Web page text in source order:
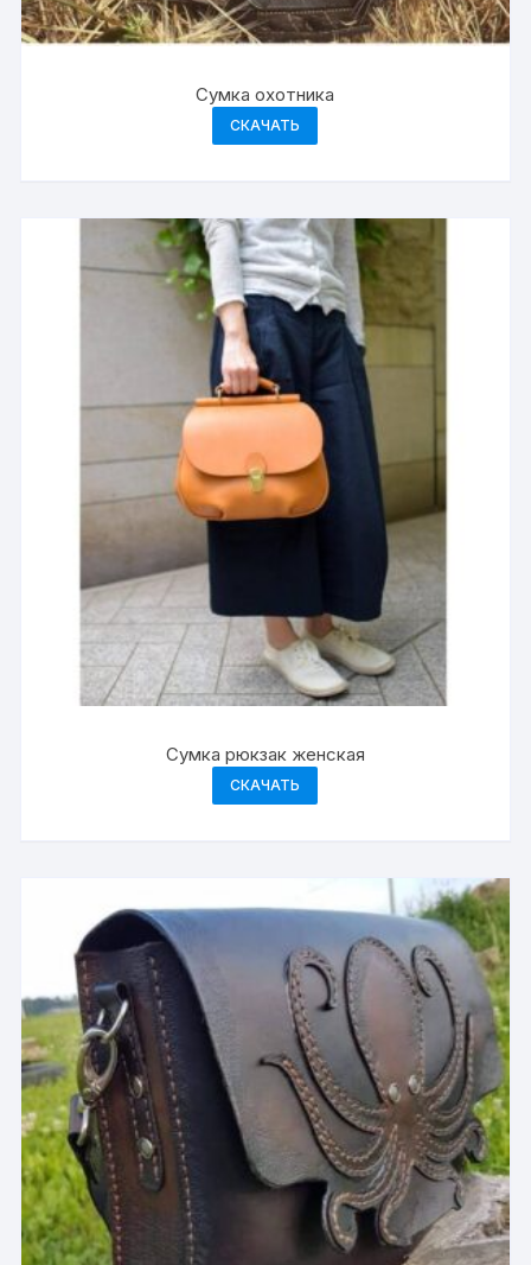
Сумка охотника
СКАЧАТЬ
Сумка рюкзак женская
СКАЧАТЬ